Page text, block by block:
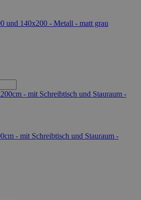
und 140x200 - Metall - matt grau
- mit Schreibtisch und Stauraum -